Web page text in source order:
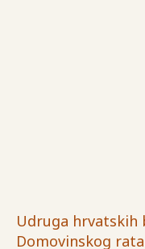
Udruga hrvatskih
Domovinskog